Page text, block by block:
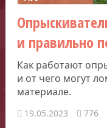
и правильно
Как работают
и от чего могут
материале.
19.05.2023 776